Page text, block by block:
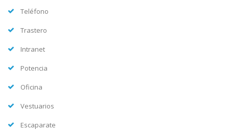
Teléfono
Trastero
Intranet
Potencia
Oficina
Vestuarios
Escaparate